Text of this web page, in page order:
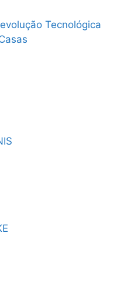
Tecnológica